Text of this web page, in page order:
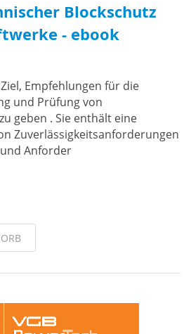
Blockschutz
- ebook
Empfehlungen für die
und Prüfung von
geben . Sie enthält eine
Zuverlässigkeitsanforderungen
Anforder